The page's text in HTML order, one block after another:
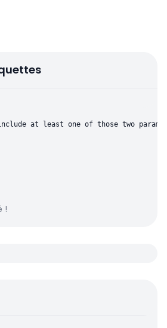
include at least one of those two
!